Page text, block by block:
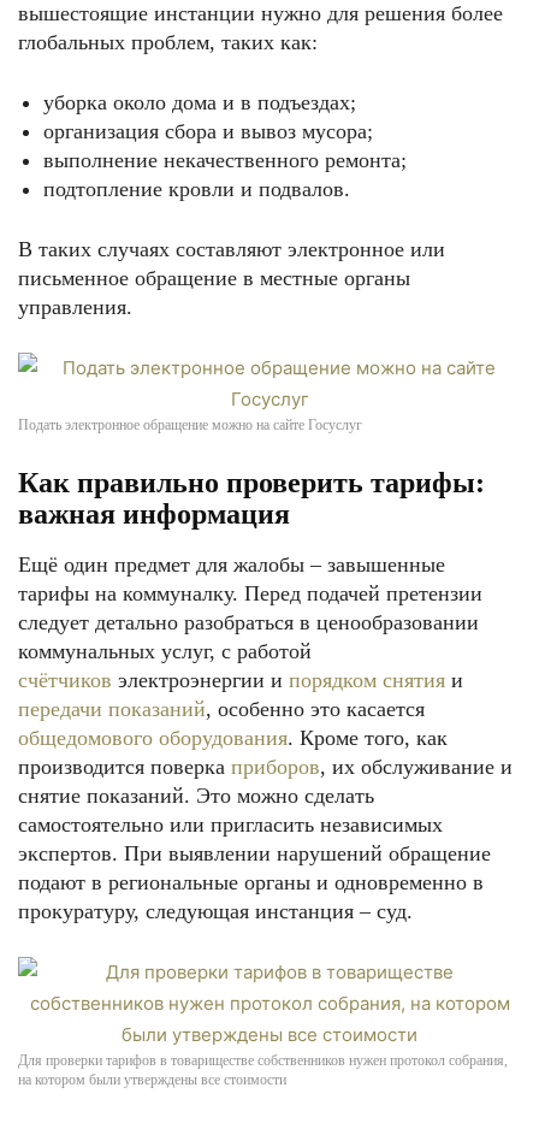
вышестоящие инстанции нужно для решения более
глобальных проблем, таких как:
уборка около дома и в подъездах;
организация сбора и вывоз мусора;
выполнение некачественного ремонта;
подтопление кровли и подвалов.
В таких случаях составляют электронное или
письменное обращение в местные органы
управления.
Подать электронное обращение можно на сайте Госуслуг
Как правильно проверить тарифы:
важная информация
Ещё один предмет для жалобы – завышенные
тарифы на коммуналку. Перед подачей претензии
следует детально разобраться в ценообразовании
коммунальных услуг, с работой
счётчиков электроэнергии и порядком снятия и
передачи показаний, особенно это касается
общедомового оборудования. Кроме того, как
производится поверка приборов, их обслуживание и
снятие показаний. Это можно сделать
самостоятельно или пригласить независимых
экспертов. При выявлении нарушений обращение
подают в региональные органы и одновременно в
прокуратуру, следующая инстанция – суд.
Для проверки тарифов в товариществе собственников нужен протокол собрания,
на котором были утверждены все стоимости